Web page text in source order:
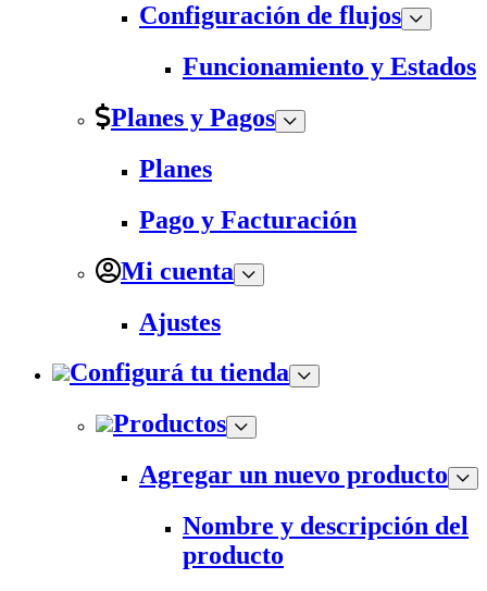
Configuración de flujos
Funcionamiento y Estados
Planes y Pagos
Planes
Pago y Facturación
Mi cuenta
Ajustes
Configurá tu tienda
Productos
Agregar un nuevo producto
Nombre y descripción del
producto